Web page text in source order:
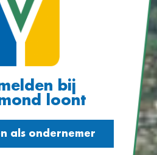
bij
loont
als ondernemer